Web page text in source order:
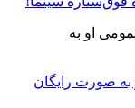
به صورت رایگان